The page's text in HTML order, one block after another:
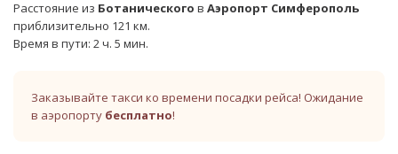
Расстояние из Ботанического в Аэропорт Симферополь
приблизительно 121 км.
Время в пути: 2 ч. 5 мин.
Заказывайте такси ко времени посадки рейса! Ожидание
в аэропорту бесплатно!